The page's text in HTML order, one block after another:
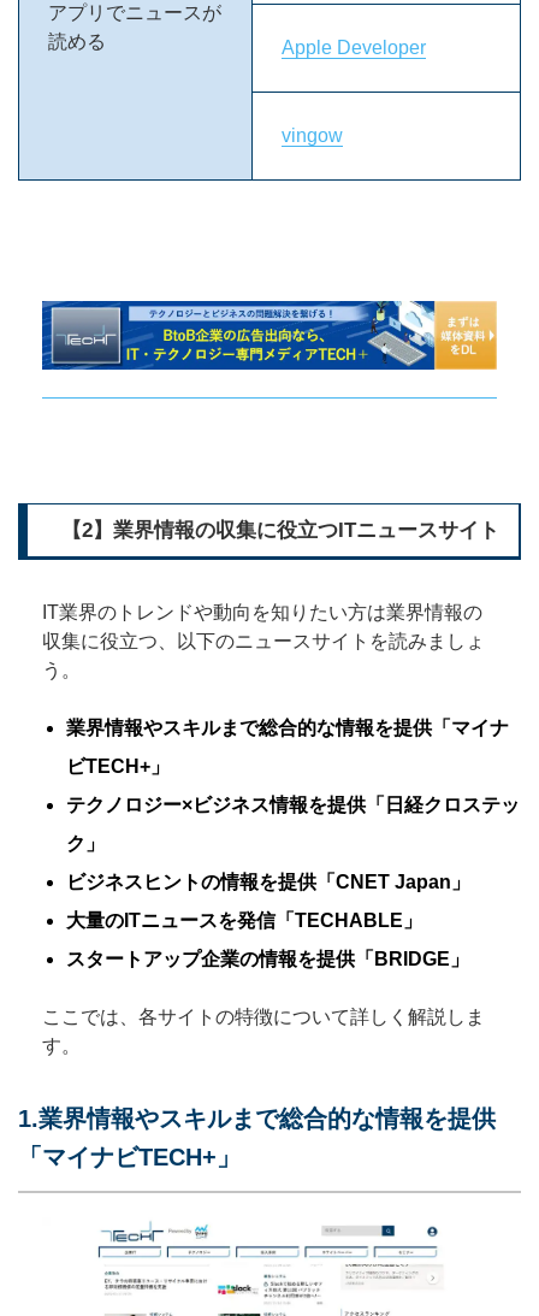
アプリでニュースが
読める
Apple Developer
vingow
【2】業界情報の収集に役立つITニュースサイト
IT業界のトレンドや動向を知りたい方は業界情報の
収集に役立つ、以下のニュースサイトを読みましょ
う。
業界情報やスキルまで総合的な情報を提供「マイナ
ビTECH+」
テクノロジー×ビジネス情報を提供「日経クロステッ
ク」
ビジネスヒントの情報を提供「CNET Japan」
大量のITニュースを発信「TECHABLE」
スタートアップ企業の情報を提供「BRIDGE」
ここでは、各サイトの特徴について詳しく解説しま
す。
1.業界情報やスキルまで総合的な情報を提供
「マイナビTECH+」